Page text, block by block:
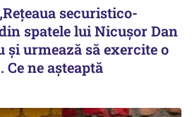
securistico-
spatele lui Nicușor Dan
și urmează să exercite o
Ce ne așteaptă